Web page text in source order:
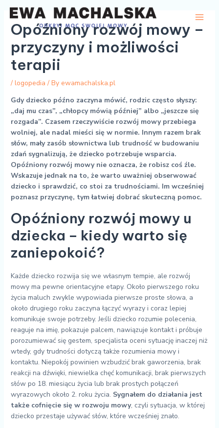
contentOpóźniony rozwój mowy –
przyczyny i możliwości
terapii
/ logopedia / By ewamachalska.pl
Gdy dziecko późno zaczyna mówić, rodzic często słyszy:
„daj mu czas”, „chłopcy mówią później” albo „jeszcze się
rozgada”. Czasem rzeczywiście rozwój mowy przebiega
wolniej, ale nadal mieści się w normie. Innym razem brak
słów, mały zasób słownictwa lub trudność w budowaniu
zdań sygnalizują, że dziecko potrzebuje wsparcia.
Opóźniony rozwój mowy nie oznacza, że robisz coś źle.
Wskazuje jednak na to, że warto uważniej obserwować
dziecko i sprawdzić, co stoi za trudnościami. Im wcześniej
poznasz przyczynę, tym łatwiej dobrać skuteczną pomoc.
Opóźniony rozwój mowy u
dziecka – kiedy warto się
zaniepokoić?
Każde dziecko rozwija się we własnym tempie, ale rozwój
mowy ma pewne orientacyjne etapy. Około pierwszego roku
życia maluch zwykle wypowiada pierwsze proste słowa, a
około drugiego roku zaczyna łączyć wyrazy i coraz lepiej
komunikuje swoje potrzeby. Jeśli dziecko rozumie polecenia,
reaguje na imię, pokazuje palcem, nawiązuje kontakt i próbuje
porozumiewać się gestem, specjalista oceni sytuację inaczej niż
wtedy, gdy trudności dotyczą także rozumienia mowy i
kontaktu. Niepokój powinien wzbudzić brak gaworzenia, brak
reakcji na dźwięki, niewielka chęć komunikacji, brak pierwszych
słów po 18. miesiącu życia lub brak prostych połączeń
wyrazowych około 2. roku życia. Sygnałem do działania jest
także cofnięcie się w rozwoju mowy, czyli sytuacja, w której
dziecko przestaje używać słów, które wcześniej znało.
navigation